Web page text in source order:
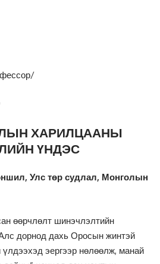
ХАРИЛЦААНЫ
ҮНДЭС
Улс төр судлал, Монголын
өөрчлөлт шинэчлэлтийн
дорнод дахь Оросын жинтэй
үлдээхэд эергээр нөлөөлж, манай